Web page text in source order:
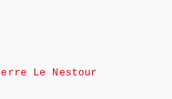
Le Nestour